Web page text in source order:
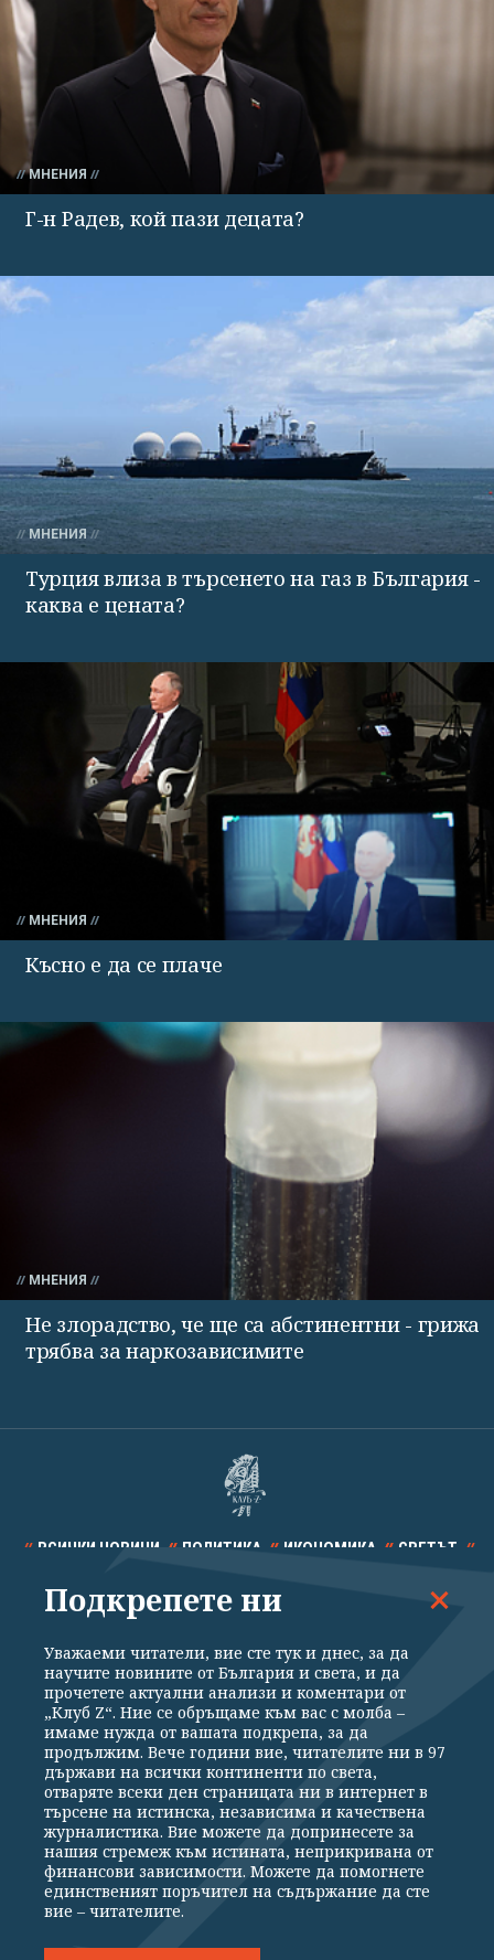
МНЕНИЯ
Г-н Радев, кой пази децата?
МНЕНИЯ
Турция влиза в търсенето на газ в България -
каква е цената?
МНЕНИЯ
Късно е да се плаче
МНЕНИЯ
Не злорадство, че ще са абстинентни - грижа
трябва за наркозависимите
ВСИЧКИ НОВИНИ ПОЛИТИКА ИКОНОМИКА СВЕТЪТ
СПОРТ КУЛТУРА ТЕХНОЛОГИИ КАЛЕЙДОСКОП
Общи условия
Политика за поверителност
Реклама
Партньори Контакти
За Клуб Z
Екип
Подкрепете ни
Издател на www.clubz.bg е „Клуб Зебра Медия“ ЕООД, София, ул. "Алеко
Константинов" 3. Всички права запазени 2026 „Клуб Зебра Медия“
Препечатването на материали, снимки и видео от www.clubz.bg без
Подкрепете ни
Уважаеми читатели, вие сте тук и днес, за да
научите новините от България и света, и да
прочетете актуални анализи и коментари от
„Клуб Z“. Ние се обръщаме към вас с молба –
имаме нужда от вашата подкрепа, за да
продължим. Вече години вие, читателите ни в 97
държави на всички континенти по света,
отваряте всеки ден страницата ни в интернет в
търсене на истинска, независима и качествена
журналистика. Вие можете да допринесете за
нашия стремеж към истината, неприкривана от
финансови зависимости. Можете да помогнете
единственият поръчител на съдържание да сте
вие – читателите.